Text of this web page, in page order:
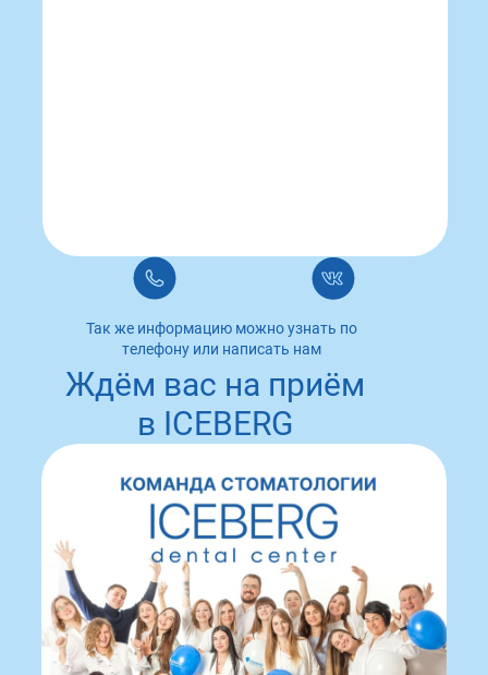
Так же информацию можно узнать по
телефону или написать нам
Ждём вас на приём
в ICEBERG